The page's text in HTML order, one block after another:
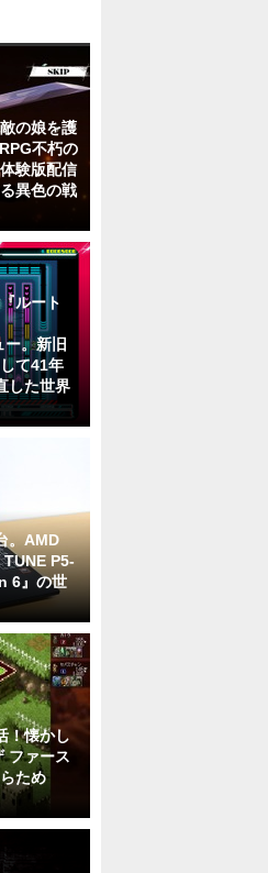
の娘を護
不朽の
験版配信
異色の戦
ルート
ー。新旧
て41年
した世界
。AMD
P5-
6』の世
！懐かし
ファース
ため